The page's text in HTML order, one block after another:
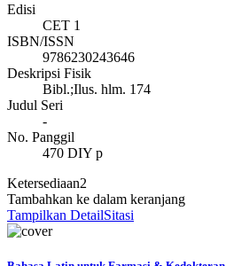
Edisi
CET 1
ISBN/ISSN
9786230243646
Deskripsi Fisik
Bibl.;Ilus. hlm. 174
Judul Seri
-
No. Panggil
470 DIY p
Ketersediaan2
Tambahkan ke dalam keranjang
Tampilkan DetailSitasi